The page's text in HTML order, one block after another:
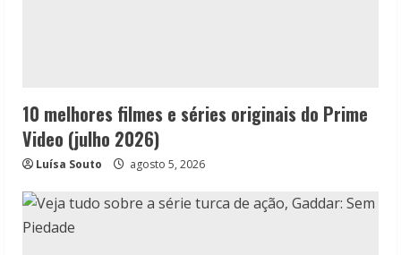
10 melhores filmes e séries originais do Prime
Video (julho 2026)
Luísa Souto agosto 5, 2026